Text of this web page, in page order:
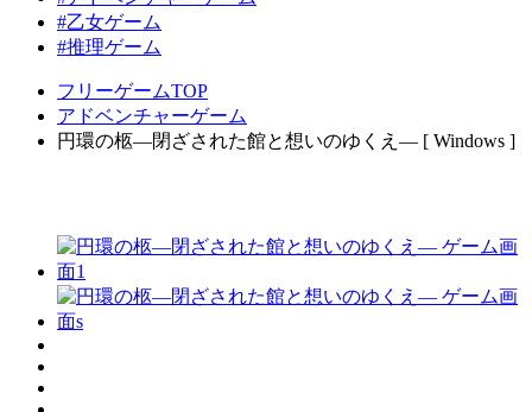
#乙女ゲーム
#推理ゲーム
フリーゲームTOP
アドベンチャーゲーム
円環の柩―閉ざされた館と想いのゆくえ― [ Windows ]